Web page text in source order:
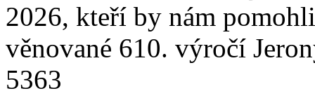
2026, kteří by nám
věnované 610. výročí
5363